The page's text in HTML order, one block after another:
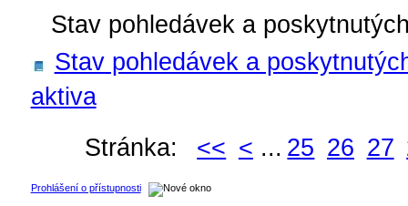
Stav pohledávek a
Stav pohledávek a
aktiva
Stránka:
<< < ... 25 26 27
Prohlášení o přístupnosti